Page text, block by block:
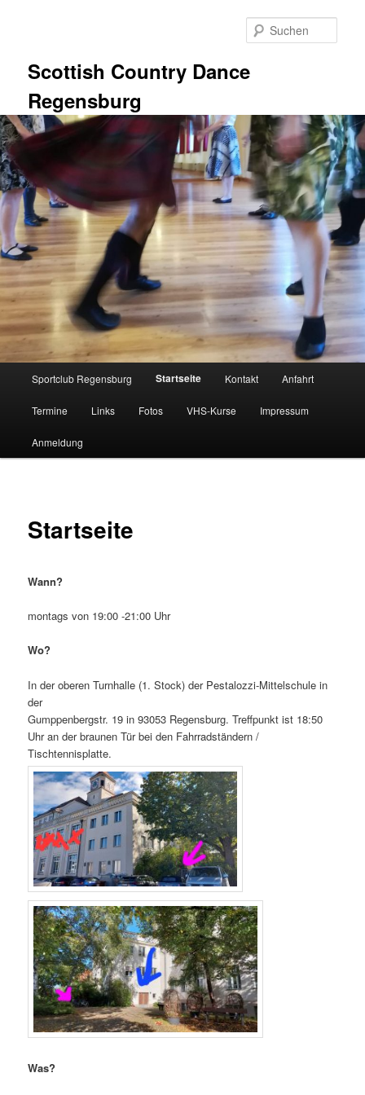
Scottish Country Dance
Regensburg
Sportclub Regensburg Startseite Kontakt Anfahrt
Termine Links Fotos VHS-Kurse Impressum
Anmeldung
Startseite
Wann?
montags von 19:00 -21:00 Uhr
Wo?
In der oberen Turnhalle (1. Stock) der Pestalozzi-Mittelschule in
der
Gumppenbergstr. 19 in 93053 Regensburg. Treffpunkt ist 18:50
Uhr an der braunen Tür bei den Fahrradständern /
Tischtennisplatte.
Was?